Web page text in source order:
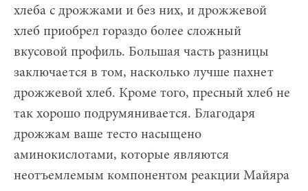
хлеба с дрожжами и без них, и дрожжевой
хлеб приобрел гораздо более сложный
вкусовой профиль. Большая часть разницы
заключается в том, насколько лучше пахнет
дрожжевой хлеб. Кроме того, пресный хлеб не
так хорошо подрумянивается. Благодаря
дрожжам ваше тесто насыщено
аминокислотами, которые являются
неотъемлемым компонентом реакции Майяра